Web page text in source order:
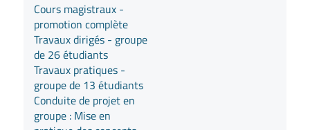
Cours magistraux -
promotion complète
Travaux dirigés - groupe
de 26 étudiants
Travaux pratiques -
groupe de 13 étudiants
Conduite de projet en
groupe : Mise en